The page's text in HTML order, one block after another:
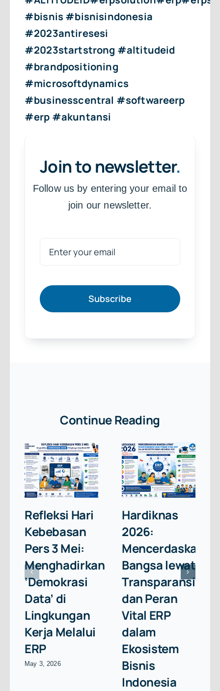
#bisnis #bisnisindonesia
#2023antiresesi
#2023startstrong #altitudeid
#brandpositioning
#microsoftdynamics
#businesscentral #softwareerp
#erp #akuntansi
Join to newsletter.
Follow us by entering your email to
join our newsletter.
Subscribe
Continue Reading
Refleksi Hari
Kebebasan
Pers 3 Mei:
Menghadirkan
‘Demokrasi
Data’ di
Lingkungan
Kerja Melalui
ERP
May 3, 2026
Hardiknas
2026:
Mencerdaskan
Bangsa lewat
Transparansi
dan Peran
Vital ERP
dalam
Ekosistem
Bisnis
Indonesia